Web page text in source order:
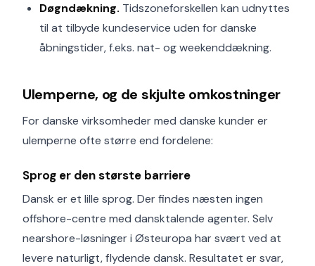
Døgndækning. Tidszoneforskellen kan udnyttes
til at tilbyde kundeservice uden for danske
åbningstider, f.eks. nat- og weekenddækning.
Ulemperne, og de skjulte omkostninger
For danske virksomheder med danske kunder er
ulemperne ofte større end fordelene:
Sprog er den største barriere
Dansk er et lille sprog. Der findes næsten ingen
offshore-centre med dansktalende agenter. Selv
nearshore-løsninger i Østeuropa har svært ved at
levere naturligt, flydende dansk. Resultatet er svar,